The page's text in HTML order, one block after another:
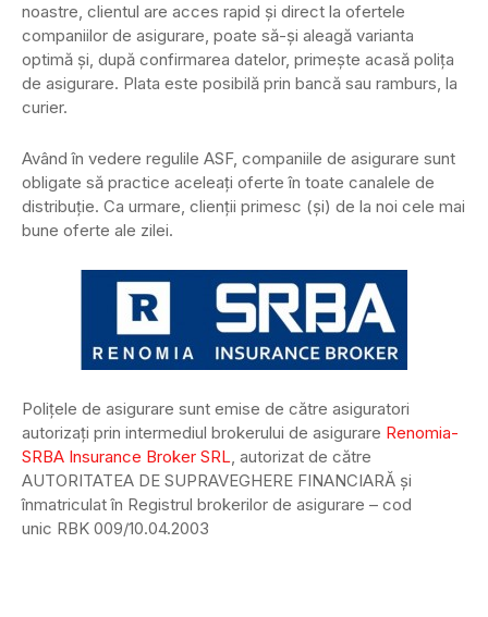
noastre, clientul are acces rapid și direct la ofertele
companiilor de asigurare, poate să-și aleagă varianta
optimă și, după confirmarea datelor, primește acasă polița
de asigurare. Plata este posibilă prin bancă sau ramburs, la
curier.
Având în vedere regulile ASF, companiile de asigurare sunt
obligate să practice aceleați oferte în toate canalele de
distribuție. Ca urmare, clienții primesc (și) de la noi cele mai
bune oferte ale zilei.
Polițele de asigurare sunt emise de către asiguratori
autorizați prin intermediul brokerului de asigurare Renomia-
SRBA Insurance Broker SRL, autorizat de către
AUTORITATEA DE SUPRAVEGHERE FINANCIARĂ și
înmatriculat în Registrul brokerilor de asigurare – cod
unic RBK 009/10.04.2003